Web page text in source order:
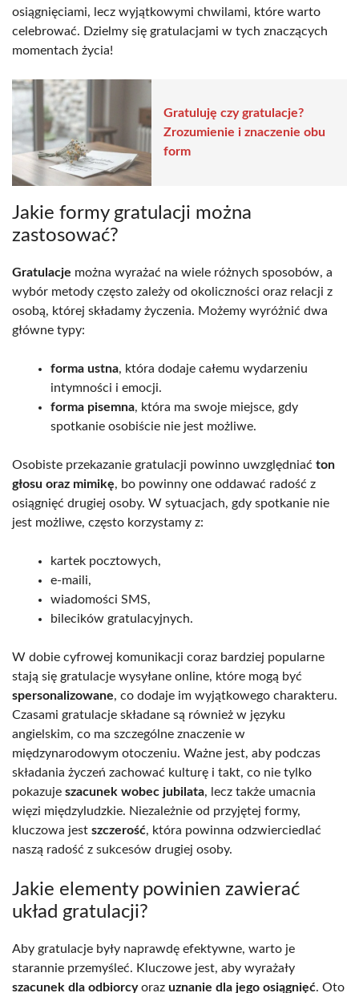
osiągnięciami, lecz wyjątkowymi chwilami, które warto
celebrować. Dzielmy się gratulacjami w tych znaczących
momentach życia!
Gratuluję czy gratulacje?
Zrozumienie i znaczenie obu
form
Jakie formy gratulacji można
zastosować?
Gratulacje można wyrażać na wiele różnych sposobów, a
wybór metody często zależy od okoliczności oraz relacji z
osobą, której składamy życzenia. Możemy wyróżnić dwa
główne typy:
forma ustna, która dodaje całemu wydarzeniu
intymności i emocji.
forma pisemna, która ma swoje miejsce, gdy
spotkanie osobiście nie jest możliwe.
Osobiste przekazanie gratulacji powinno uwzględniać ton
głosu oraz mimikę, bo powinny one oddawać radość z
osiągnięć drugiej osoby. W sytuacjach, gdy spotkanie nie
jest możliwe, często korzystamy z:
kartek pocztowych,
e-maili,
wiadomości SMS,
bilecików gratulacyjnych.
W dobie cyfrowej komunikacji coraz bardziej popularne
stają się gratulacje wysyłane online, które mogą być
spersonalizowane, co dodaje im wyjątkowego charakteru.
Czasami gratulacje składane są również w języku
angielskim, co ma szczególne znaczenie w
międzynarodowym otoczeniu. Ważne jest, aby podczas
składania życzeń zachować kulturę i takt, co nie tylko
pokazuje szacunek wobec jubilata, lecz także umacnia
więzi międzyludzkie. Niezależnie od przyjętej formy,
kluczowa jest szczerość, która powinna odzwierciedlać
naszą radość z sukcesów drugiej osoby.
Jakie elementy powinien zawierać
układ gratulacji?
Aby gratulacje były naprawdę efektywne, warto je
starannie przemyśleć. Kluczowe jest, aby wyrażały
szacunek dla odbiorcyoraz uznanie dla jego osiągnięć. Oto